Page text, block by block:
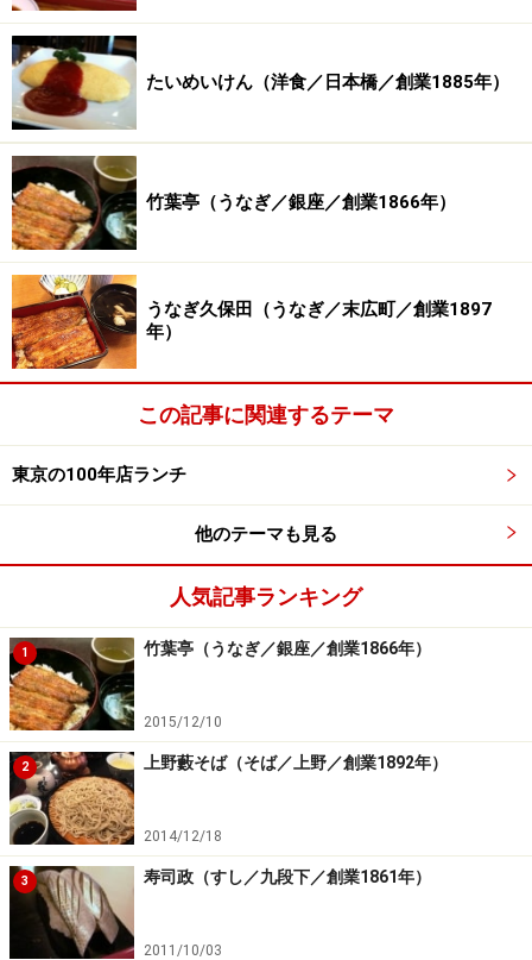
の内容です。
/2 次のページへ
たいめいけん（洋食／日本橋／創業1885年）
竹葉亭（うなぎ／銀座／創業1866年）
うなぎ久保田（うなぎ／末広町／創業1897
年）
この記事に関連するテーマ
東京の100年店ランチ
他のテーマも見る
人気記事ランキング
1 竹葉亭（うなぎ／銀座／創業1866年）
2015/12/10
2 上野藪そば（そば／上野／創業1892年）
2014/12/18
3 寿司政（すし／九段下／創業1861年）
2011/10/03